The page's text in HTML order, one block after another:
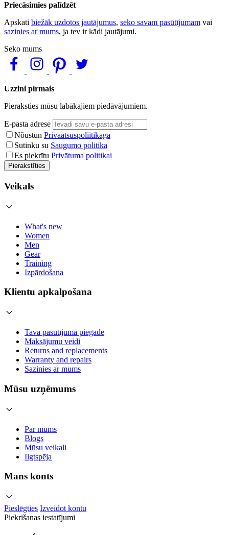
Priecāsimies palīdzēt
Apskati biežāk uzdotos jautājumus, seko savam pasūtījumam vai
sazinies ar mums, ja tev ir kādi jautājumi.
Seko mums
Uzzini pirmais
Pieraksties mūsu labākajiem piedāvājumiem.
E-pasta adrese
Nõustun Privaatsuspoliitikaga
Sutinku su Saugumo politika
Es piekrītu Privātuma politikai
Pierakstīties
Veikals
What's new
Women
Men
Gear
Training
Izpārdošana
Klientu apkalpošana
Tava pasūtījuma piegāde
Maksājumu veidi
Returns and replacements
Warranty and repairs
Sazinies ar mums
Mūsu uzņēmums
Par mums
Blogs
Mūsu veikali
Ilgtspēja
Mans konts
Pieslēgties Izveidot kontu
Piekrišanas iestatījumi